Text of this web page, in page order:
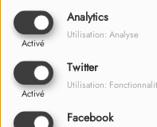
Analytics
Activé
Utilisation: Analyse
Twitter
Activé
Utilisation:
Facebook